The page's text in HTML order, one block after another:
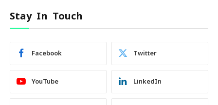
Stay In Touch
Facebook Twitter
YouTube LinkedIn